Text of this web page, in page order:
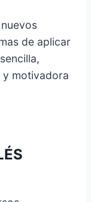
de aplicar
motivadora